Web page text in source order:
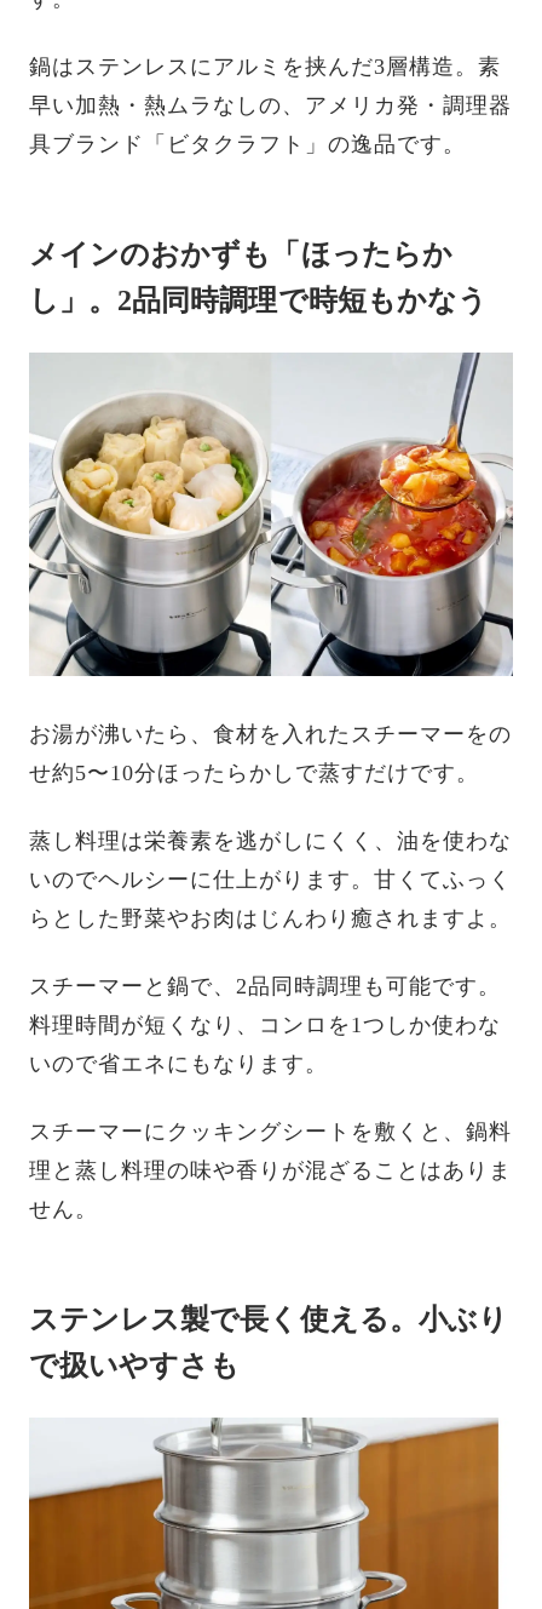
鍋はステンレスにアルミを挟んだ3層構造。素
早い加熱・熱ムラなしの、アメリカ発・調理器
具ブランド「ビタクラフト」の逸品です。
メインのおかずも「ほったらか
し」。2品同時調理で時短もかなう
お湯が沸いたら、食材を入れたスチーマーをの
せ約5〜10分ほったらかしで蒸すだけです。
蒸し料理は栄養素を逃がしにくく、油を使わな
いのでヘルシーに仕上がります。甘くてふっく
らとした野菜やお肉はじんわり癒されますよ。
スチーマーと鍋で、2品同時調理も可能です。
料理時間が短くなり、コンロを1つしか使わな
いので省エネにもなります。
スチーマーにクッキングシートを敷くと、鍋料
理と蒸し料理の味や香りが混ざることはありま
せん。
ステンレス製で長く使える。小ぶり
で扱いやすさも